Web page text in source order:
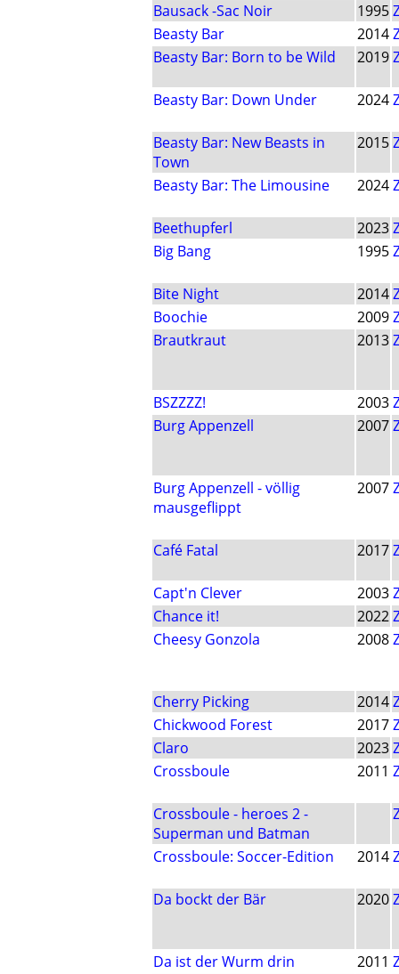
Bausack -Sac Noir
1995
Beasty Bar
2014
Beasty Bar: Born to be Wild
2019
Beasty Bar: Down Under 2024
Beasty Bar: New Beasts in
Town
2015
Beasty Bar: The Limousine 2024
Beethupferl 2023
Big Bang
1995
Bite Night 2014
Boochie
2009
Brautkraut
2013
BSZZZZ! 2003
Burg Appenzell
2007
Burg Appenzell - völlig
mausgeflippt
2007
Café Fatal 2017
Capt'n Clever 2003
Chance it!
2022
Cheesy Gonzola
2008
Cherry Picking 2014
Chickwood Forest
2017
Claro
2023
Crossboule
2011
Crossboule - heroes 2 -
Superman und Batman
Crossboule: Soccer-Edition 2014
Da bockt der Bär 2020
Da ist der Wurm drin 2011